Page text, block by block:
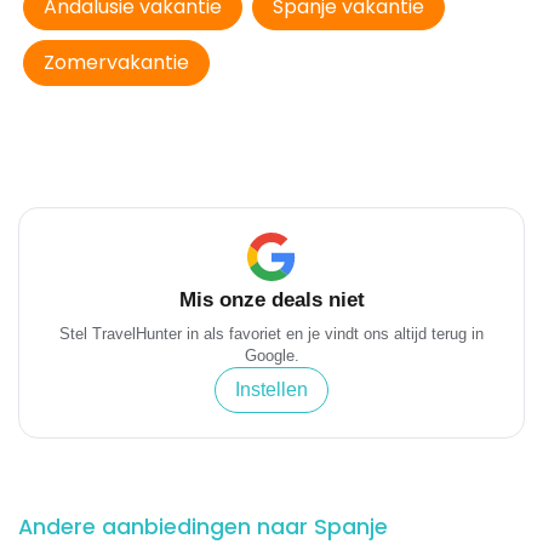
Andalusie vakantie
Spanje vakantie
Zomervakantie
Mis onze deals niet
Stel TravelHunter in als favoriet en je vindt ons altijd terug in
Google.
Instellen
Andere aanbiedingen naar Spanje